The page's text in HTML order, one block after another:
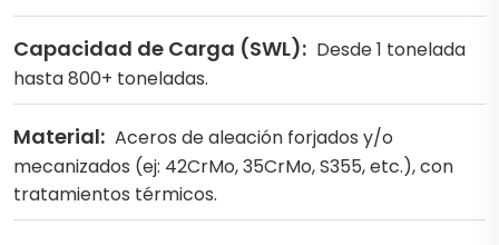
Capacidad de Carga (SWL): Desde 1 tonelada
hasta 800+ toneladas.
Material: Aceros de aleación forjados y/o
mecanizados (ej: 42CrMo, 35CrMo, S355, etc.), con
tratamientos térmicos.